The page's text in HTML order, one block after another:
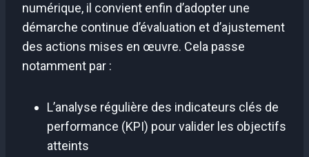
numérique, il convient enfin d’adopter une
démarche continue d’évaluation et d’ajustement
des actions mises en œuvre. Cela passe
notamment par :
L’analyse régulière des indicateurs clés de
performance (KPI) pour valider les objectifs
atteints